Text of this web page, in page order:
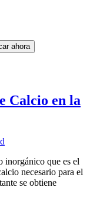
Calcio en la
inorgánico que es el
necesario para el
se obtiene